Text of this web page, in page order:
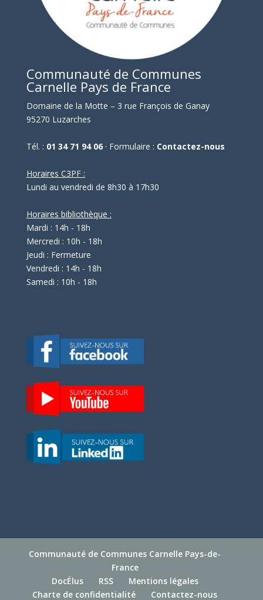
Communauté de Communes
Carnelle Pays de France
Domaine de la Motte – 3 rue François de Ganay
95270 Luzarches
Tél. : 01 34 71 94 06· Formulaire : Contactez-nous
Horaires C3PF :
Lundi au vendredi de 8h30 à 17h30
Horaires bibliothèque :
Mardi : 14h - 18h
Mercredi : 10h - 18h
Jeudi : Fermeture
Vendredi : 14h - 18h
Samedi : 10h - 18h
Communauté de Communes Carnelle Pays-de-
France
DocÉlus
RSS
Mentions légales
Charte de confidentialité
Contactez-nous